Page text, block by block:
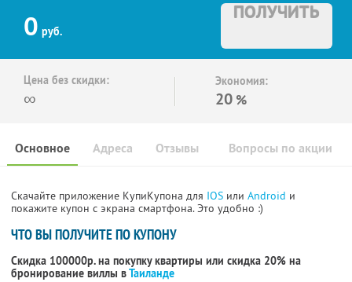
0 руб.
ПОЛУЧИТЬ
Цена без скидки:
∞
Экономия:
20 %
Основное Отзывы Вопросы по акции
Адреса
Скачайте приложение КупиКупона для IOS или Android и
покажите купон с экрана смартфона. Это удобно :)
ЧТО ВЫ ПОЛУЧИТЕ ПО КУПОНУ
Скидка 100000р. на покупку квартиры или скидка 20% на
бронирование виллы вТаиланде